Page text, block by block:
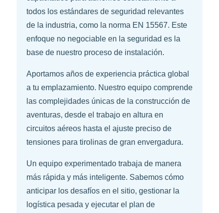
todos los estándares de seguridad relevantes
de la industria, como la norma EN 15567. Este
enfoque no negociable en la seguridad es la
base de nuestro proceso de instalación.
Aportamos años de experiencia práctica global
a tu emplazamiento. Nuestro equipo comprende
las complejidades únicas de la construcción de
aventuras, desde el trabajo en altura en
circuitos aéreos hasta el ajuste preciso de
tensiones para tirolinas de gran envergadura.
Un equipo experimentado trabaja de manera
más rápida y más inteligente. Sabemos cómo
anticipar los desafíos en el sitio, gestionar la
logística pesada y ejecutar el plan de